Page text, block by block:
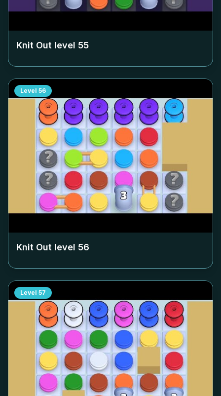
Knit Out level 55
Level 56
Knit Out level 56
Level 57